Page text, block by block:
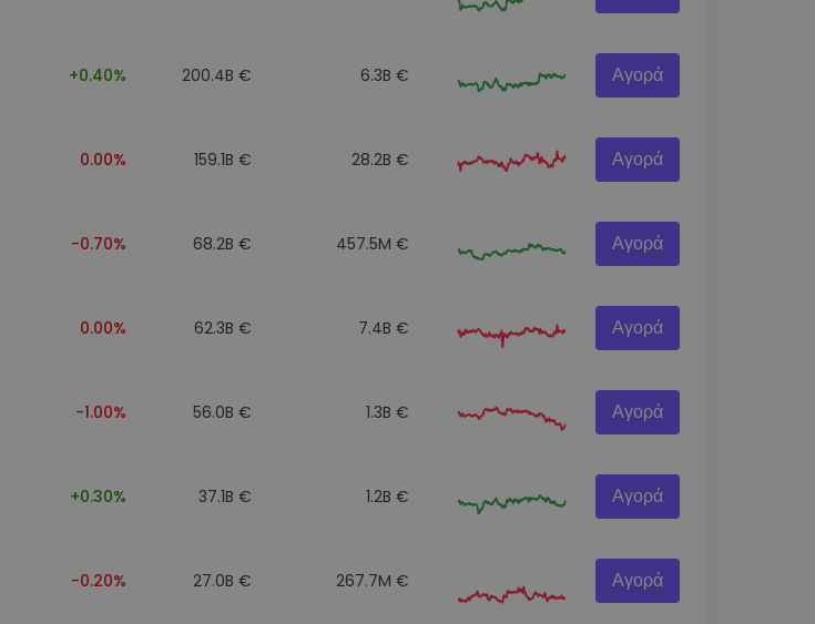
+0.40% 200.4B € 6.3B € Αγορά
0.00% 159.1B € 28.2B € Αγορά
-0.70% 68.2B € 457.5M € Αγορά
0.00% 62.3B € 7.4B € Αγορά
-1.00% 56.0B € 1.3B € Αγορά
+0.30% 37.1B € 1.2B € Αγορά
-0.20% 27.0B € 267.7M € Αγορά